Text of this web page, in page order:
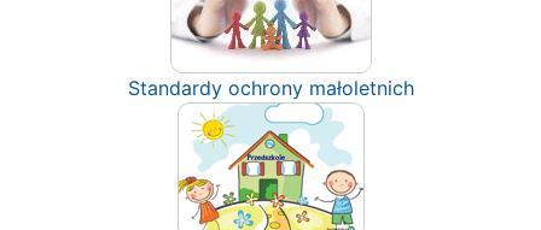
Standardy ochrony małoletnich